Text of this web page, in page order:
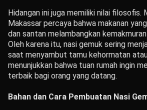
Hidangan ini juga memiliki nilai filosofis.
Makassar percaya bahwa makanan
dan santan melambangkan
Oleh karena itu, nasi gemuk sering
saat menyambut tamu kehormatan
menunjukkan bahwa tuan rumah ingin
terbaik bagi orang yang datang.
Bahan dan Cara Pembuatan Nasi